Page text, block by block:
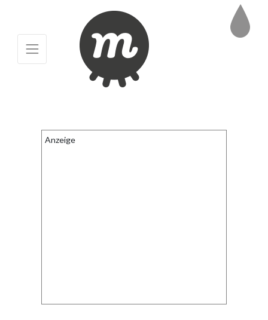
Anzeige